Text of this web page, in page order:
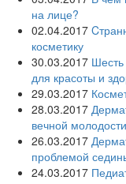
на лице?
02.04.2017
косметику
30.03.2017 Шесть
для красоты и
29.03.2017
28.03.2017
вечной молодости
26.03.2017
проблемой
24.03.2017